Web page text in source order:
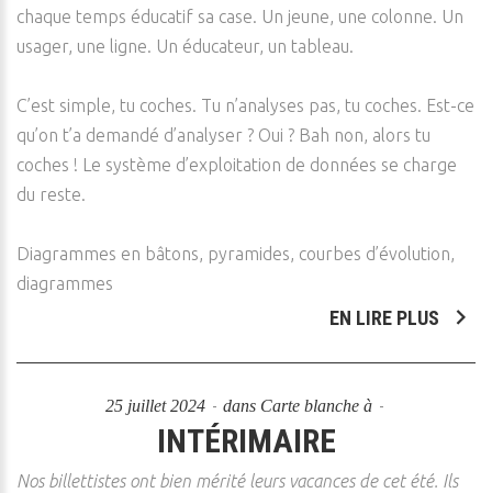
chaque temps éducatif sa case. Un jeune, une colonne. Un
usager, une ligne. Un éducateur, un tableau.
C’est simple, tu coches. Tu n’analyses pas, tu coches. Est-ce
qu’on t’a demandé d’analyser ? Oui ? Bah non, alors tu
coches ! Le système d’exploitation de données se charge
du reste.
Diagrammes en bâtons, pyramides, courbes d’évolution,
diagrammes
EN LIRE PLUS
25 juillet 2024 dans Carte blanche à
INTÉRIMAIRE
Nos billettistes ont bien mérité leurs vacances de cet été. Ils